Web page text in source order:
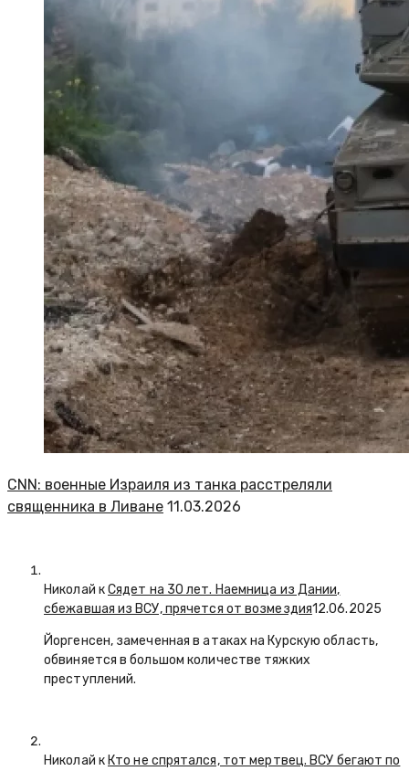
CNN: военные Израиля из танка расстреляли
священника в Ливане 11.03.2026
Николай кСядет на 30 лет. Наемница из Дании,
сбежавшая из ВСУ, прячется от возмездия12.06.2025
Йоргенсен, замеченная в атаках на Курскую область,
обвиняется в большом количестве тяжких
преступлений.
Николай к Кто не спрятался, тот мертвец. ВСУ бегают по